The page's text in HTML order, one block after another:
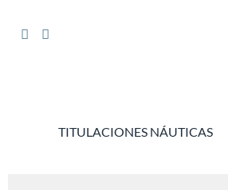
TITULACIONES NÁUTICAS